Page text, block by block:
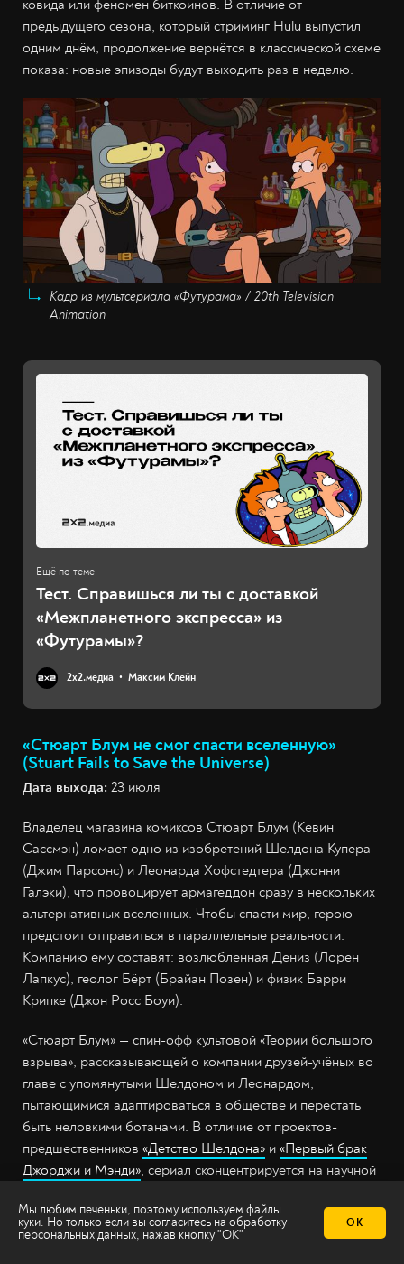
ковида или феномен биткоинов. В отличие от
предыдущего сезона, который стриминг Hulu выпустил
одним днём, продолжение вернётся в классической схеме
показа: новые эпизоды будут выходить раз в неделю.
Кадр из мультсериала «Футурама» / 20th Television
Animation
Тест. Справишься ли ты с доставкой
«Межпланетного экспресса» из
«Футурамы»?
2х2.медиа Максим Клейн
«Стюарт Блум не смог спасти вселенную»
(Stuart Fails to Save the Universe)
Дата выхода: 23 июля
Владелец магазина комиксов Стюарт Блум (Кевин
Сассмэн) ломает одно из изобретений Шелдона Купера
(Джим Парсонс) и Леонарда Хофстедтера (Джонни
Галэки), что провоцирует армагеддон сразу в нескольких
альтернативных вселенных. Чтобы спасти мир, герою
предстоит отправиться в параллельные реальности.
Компанию ему составят: возлюбленная Дениз (Лорен
Лапкус), геолог Бёрт (Брайан Позен) и физик Барри
Крипке (Джон Росс Боуи).
«Стюарт Блум» — спин-офф культовой «Теории большого
взрыва», рассказывающей о компании друзей-учёных во
главе с упомянутыми Шелдоном и Леонардом,
пытающимися адаптироваться в обществе и перестать
быть неловкими ботанами. В отличие от проектов-
предшественников «Детство Шелдона» и «Первый брак
Джорджи и Мэнди», сериал сконцентрируется на научной
проекте персонажи первоисточника, пока неизвестно. За
продакшен отвечают авторы оригинала Чак Лорри и
Мы любим печеньки, поэтому используем файлы
куки. Но только если вы согласитесь на обработку
персональных данных, нажав кнопку "ОК"
ОК